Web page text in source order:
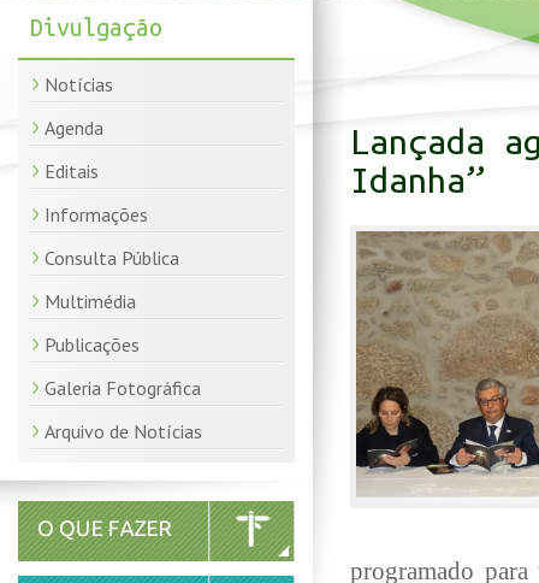
Divulgação
Notícias
Agenda
Editais
Informações
Consulta Pública
Multimédia
Publicações
Galeria Fotográfica
Arquivo de Notícias
Lançada
Idanha”
programado